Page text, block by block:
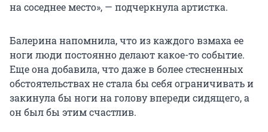
на соседнее место», — подчеркнула артистка.
Балерина напомнила, что из каждого взмаха ее
ноги люди постоянно делают какое-то событие.
Еще она добавила, что даже в более стесненных
обстоятельствах не стала бы себя ограничивать и
закинула бы ноги на голову впереди сидящего, а
он был бы этим счастлив.